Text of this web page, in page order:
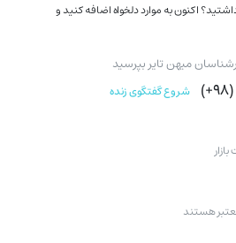
اکنون به موارد دلخواه اضافه کنید و
میهن تایر بپرسید
شروع گفتگوی زنده
هستند